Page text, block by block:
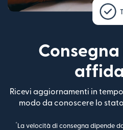
Ricevi aggiornamenti in
modo da conoscere lo
* La velocità di consegna dipende